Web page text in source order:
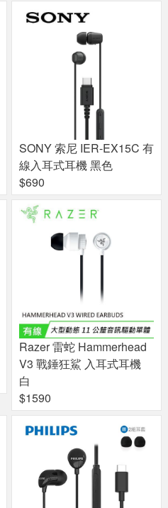
SONY 索尼 IER-EX15C 有
線入耳式耳機 黑色
$690
Razer 雷蛇 Hammerhead
V3 戰錘狂鯊 入耳式耳機
白
$1590